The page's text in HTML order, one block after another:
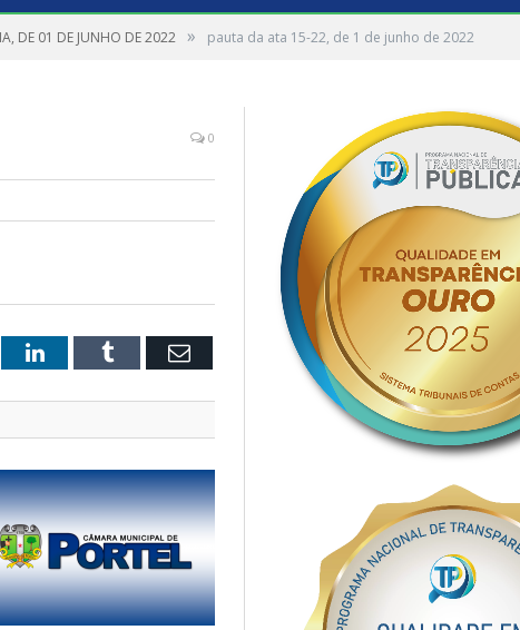
DE 01 DE JUNHO DE 2022 » pauta da ata 15-22, de 1 de junho de 2022
0
LinkedInTumblr Email